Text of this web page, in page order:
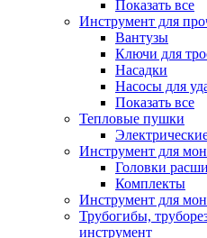
Показать все
Инструмент для
Вантузы
Ключи для
Насадки
Насосы для
Показать все
Тепловые пушки
Инструмент для
Головки
Комплекты
Инструмент для
Трубогибы,
инструмент